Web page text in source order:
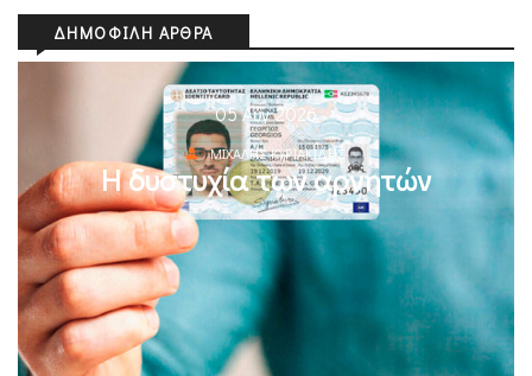
ΔΗΜΟΦΙΛΉ ΆΡΘΡΑ
05 Αυγ 2026
ΜΙΧΆΛΗΣ ΚΥΡΙΑΚΊΔΗΣ
Η δυστυχία των αρνητών